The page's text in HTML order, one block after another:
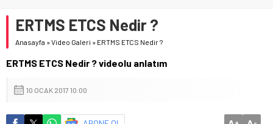
ERTMS ETCS Nedir ?
Anasayfa »Video Galeri » ERTMS ETCS Nedir ?
ERTMS ETCS Nedir ? videolu anlatım
10 OCAK 2017 10:00
+ -